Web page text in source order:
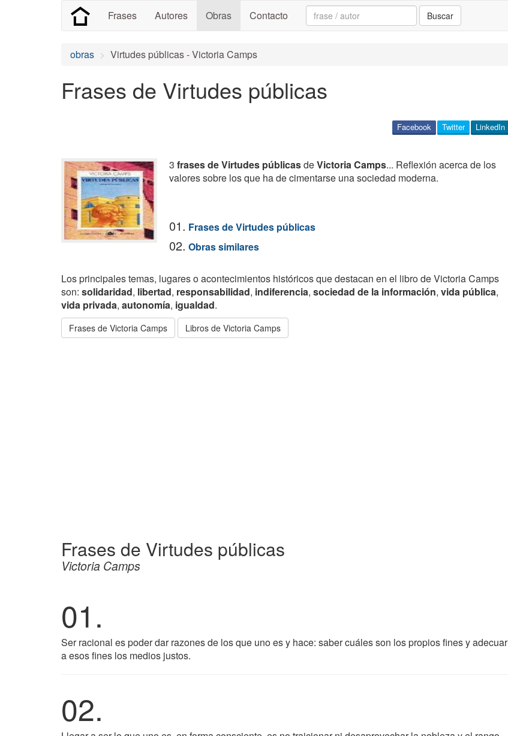
Frases Autores Obras Contacto Search: Buscar
obras Virtudes públicas - Victoria Camps
Frases de Virtudes públicas
LinkedIn
Twitter
Facebook
3 frases de Virtudes públicasdeVictoria Camps... Reflexión acerca de los
valores sobre los que ha de cimentarse una sociedad moderna.
01. Frases de Virtudes públicas
02. Obras similares
Los principales temas, lugares o acontecimientos históricos que destacan en el libro de Victoria Camps
son: solidaridad, libertad, responsabilidad, indiferencia, sociedad de la información, vida pública,
vida privada, autonomía, igualdad.
Frases de Victoria Camps Libros de Victoria Camps
Frases de Virtudes públicas
Victoria Camps
01.
Ser racional es poder dar razones de los que uno es y hace: saber cuáles son los propios fines y adecuar
a esos fines los medios justos.
02.